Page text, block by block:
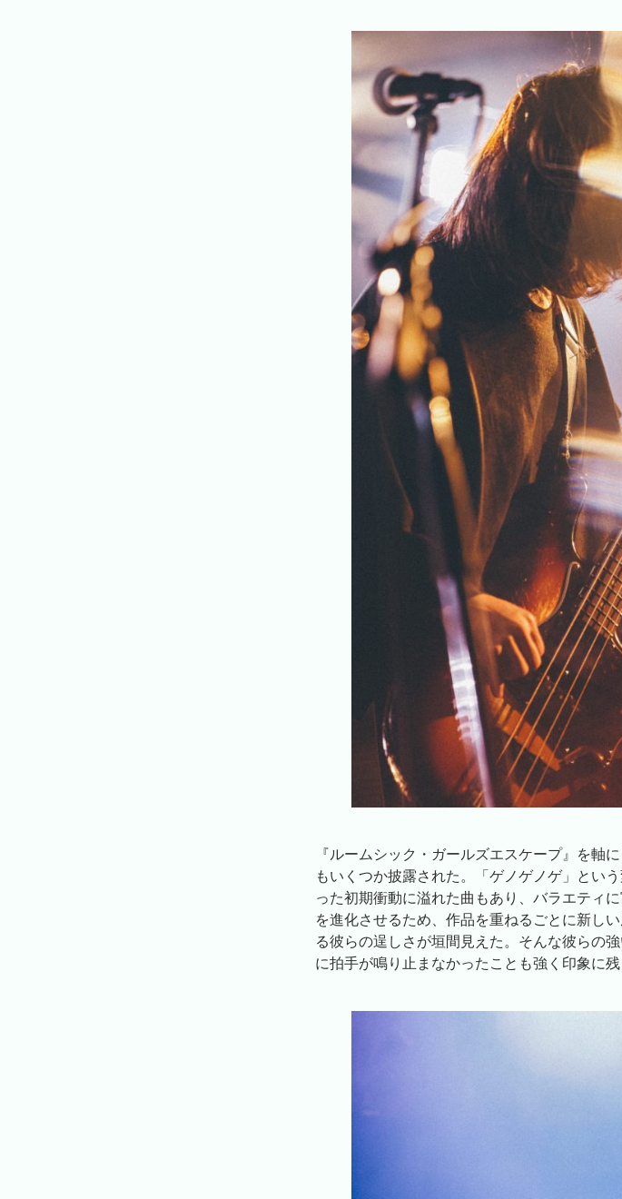
『ルームシック・ガールズエスケープ』を軸
もいくつか披露された。「ゲノゲノゲ」とい
った初期衝動に溢れた曲もあり、バラエティ
を進化させるため、作品を重ねるごとに新し
る彼らの逞しさが垣間見えた。そんな彼らの
に拍手が鳴り止まなかったことも強く印象に残